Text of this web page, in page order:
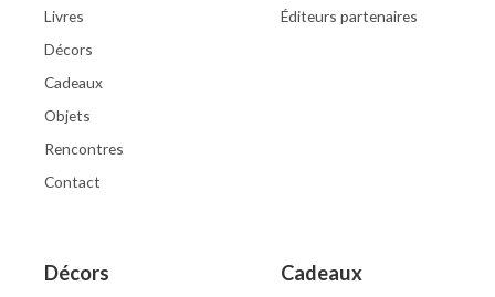
Livres
Décors
Cadeaux
Objets
Rencontres
Contact
Éditeurs partenaires
Décors Cadeaux